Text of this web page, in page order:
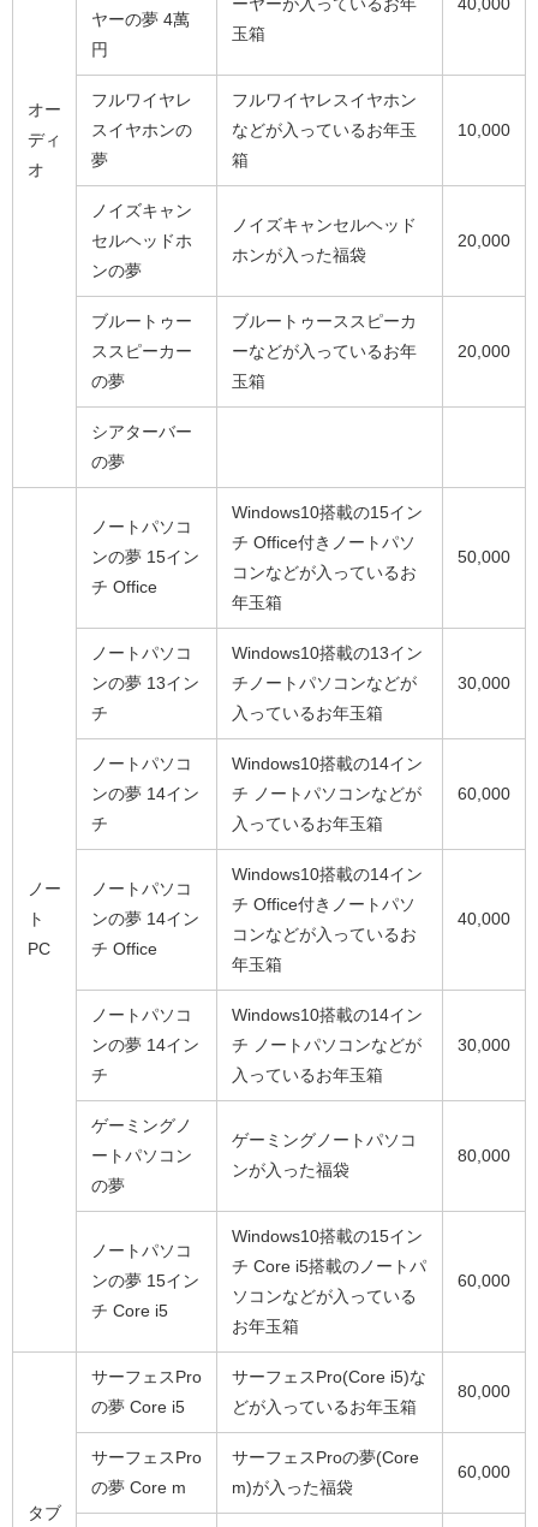
オー
ディ
オ
ヤーの夢 4萬
円
玉箱
フルワイヤレ
スイヤホンの
夢
フルワイヤレスイヤホン
などが入っているお年玉
箱
10,000
ノイズキャン
セルヘッドホ
ンの夢
ノイズキャンセルヘッド
ホンが入った福袋
20,000
ブルートゥー
ススピーカー
の夢
ブルートゥーススピーカ
ーなどが入っているお年
玉箱
20,000
シアターバー
の夢
ノー
ト
PC
ノートパソコ
ンの夢 15イン
チ Office
Windows10搭載の15イン
チ Office付きノートパソ
コンなどが入っているお
年玉箱
50,000
ノートパソコ
ンの夢 13イン
チ
Windows10搭載の13イン
チノートパソコンなどが
入っているお年玉箱
30,000
ノートパソコ
ンの夢 14イン
チ
Windows10搭載の14イン
チ ノートパソコンなどが
入っているお年玉箱
60,000
ノートパソコ
ンの夢 14イン
チ Office
Windows10搭載の14イン
チ Office付きノートパソ
コンなどが入っているお
年玉箱
40,000
ノートパソコ
ンの夢 14イン
チ
Windows10搭載の14イン
チ ノートパソコンなどが
入っているお年玉箱
30,000
ゲーミングノ
ートパソコン
の夢
ゲーミングノートパソコ
ンが入った福袋
80,000
ノートパソコ
ンの夢 15イン
チ Core i5
Windows10搭載の15イン
チ Core i5搭載のノートパ
ソコンなどが入っている
お年玉箱
60,000
タブ
サーフェスPro
の夢 Core i5
サーフェスPro(Core i5)な
どが入っているお年玉箱
80,000
サーフェスPro
の夢 Core m
サーフェスProの夢(Core
m)が入った福袋
60,000